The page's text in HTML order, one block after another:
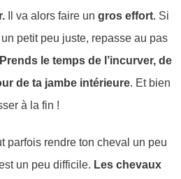
Il va alors faire un gros effort. Si
petit peu juste, repasse au pas
Prends le temps de l’incurver, de
de ta jambe intérieure. Et bien
à la fin !
parfois rendre ton cheval un peu
un peu difficile. Les chevaux